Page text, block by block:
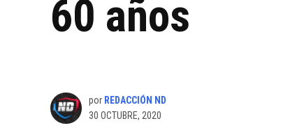
60 años
por REDACCIÓN ND
30 OCTUBRE, 2020